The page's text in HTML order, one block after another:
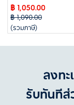
฿ 1,050.00
฿ 1,090.00
(รวมภาษี)
ลงท
รับทันทีส่